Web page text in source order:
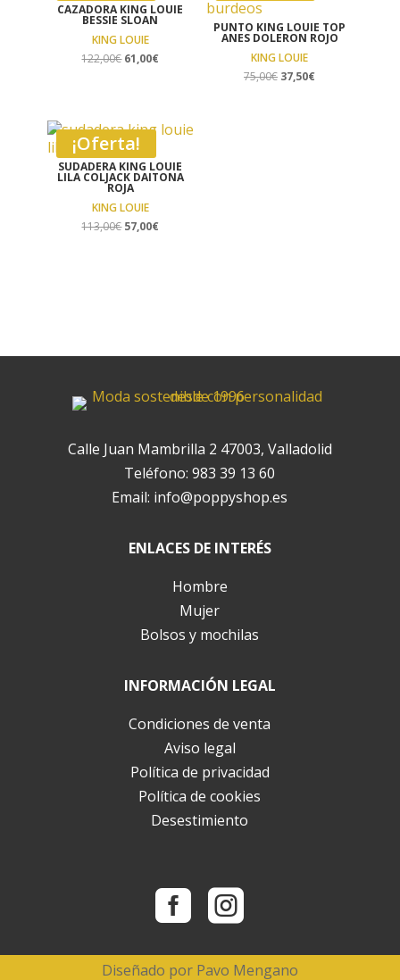
CAZADORA KING LOUIE
BESSIE SLOAN
KING LOUIE
122,00€ El
122,00€.
61,00€
61,00€.
PUNTO KING LOUIE TOP
ANES DOLERON ROJO
KING LOUIE
75,00€ El
37,50€
¡Oferta!
SUDADERA KING LOUIE
LILA COLJACK DAITONA
ROJA
KING LOUIE
113,00€ El
57,00€
Calle Juan Mambrilla 2 47003, Valladolid
Teléfono:983 39 13 60
Email: info@poppyshop.es
ENLACES DE INTERÉS
Hombre
Mujer
Bolsos y mochilas
INFORMACIÓN LEGAL
Condiciones de venta
Aviso legal
Política de privacidad
Política de cookies
Desestimiento
 
Diseñado por Pavo Mengano